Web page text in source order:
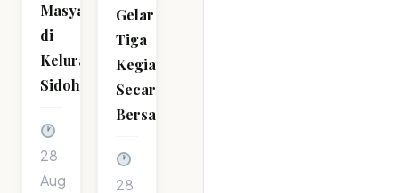
Masyarakat
di
Kelurahan
Sidoharjo
28
Aug
Gelar
Tiga
Kegiatan
Secara
Bersamaan
28